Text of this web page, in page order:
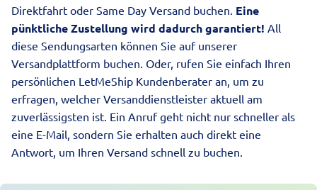
Direktfahrt oder Same Day Versand buchen. Eine
pünktliche Zustellung wird dadurch garantiert! All
diese Sendungsarten können Sie auf unserer
Versandplattform buchen. Oder, rufen Sie einfach Ihren
persönlichen LetMeShip Kundenberater an, um zu
erfragen, welcher Versanddienstleister aktuell am
zuverlässigsten ist. Ein Anruf geht nicht nur schneller als
eine E-Mail, sondern Sie erhalten auch direkt eine
Antwort, um Ihren Versand schnell zu buchen.